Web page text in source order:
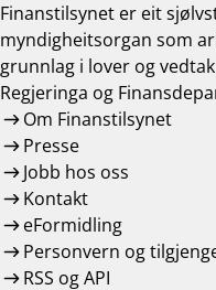
Finanstilsynet er eit
myndigheitsorgan som
grunnlag i lover og
Regjeringa og
Om Finanstilsynet
Presse
Jobb hos oss
Kontakt
eFormidling
Personvern og
RSS og API